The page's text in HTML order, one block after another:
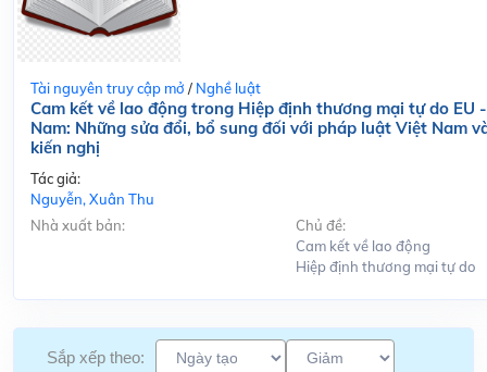
Tài nguyên truy cập mở / Nghề luật
Cam kết về lao động trong Hiệp định thương mại tự do EU
Nam: Những sửa đổi, bổ sung đối với pháp luật Việt Nam
kiến nghị
Tác giả:
Nguyễn, Xuân Thu
Nhà xuất bản:
Chủ đề:
Cam kết về lao động
Hiệp định thương mại tự do
Sắp xếp theo: